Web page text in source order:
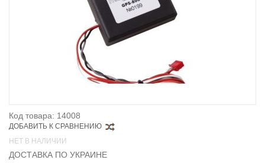
Код товара: 14008
ДОБАВИТЬ К СРАВНЕНИЮ
НЕТ В НАЛИЧИИ
ДОСТАВКА ПО УКРАИНЕ